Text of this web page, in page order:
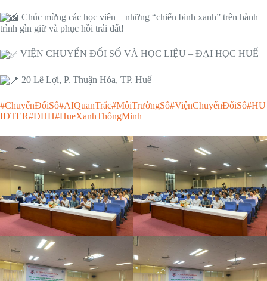
Chúc mừng các học viên – những “chiến binh xanh” trên hành
trình gìn giữ và phục hồi trái đất!
VIỆN CHUYỂN ĐỔI SỐ VÀ HỌC LIỆU – ĐẠI HỌC HUẾ
20 Lê Lợi, P. Thuận Hóa, TP. Huế
#ChuyểnĐổiSố#AIQuanTrắc#MôiTrườngSố#ViệnChuyểnĐổiSố#HU
IDTER#ĐHH#HueXanhThôngMinh